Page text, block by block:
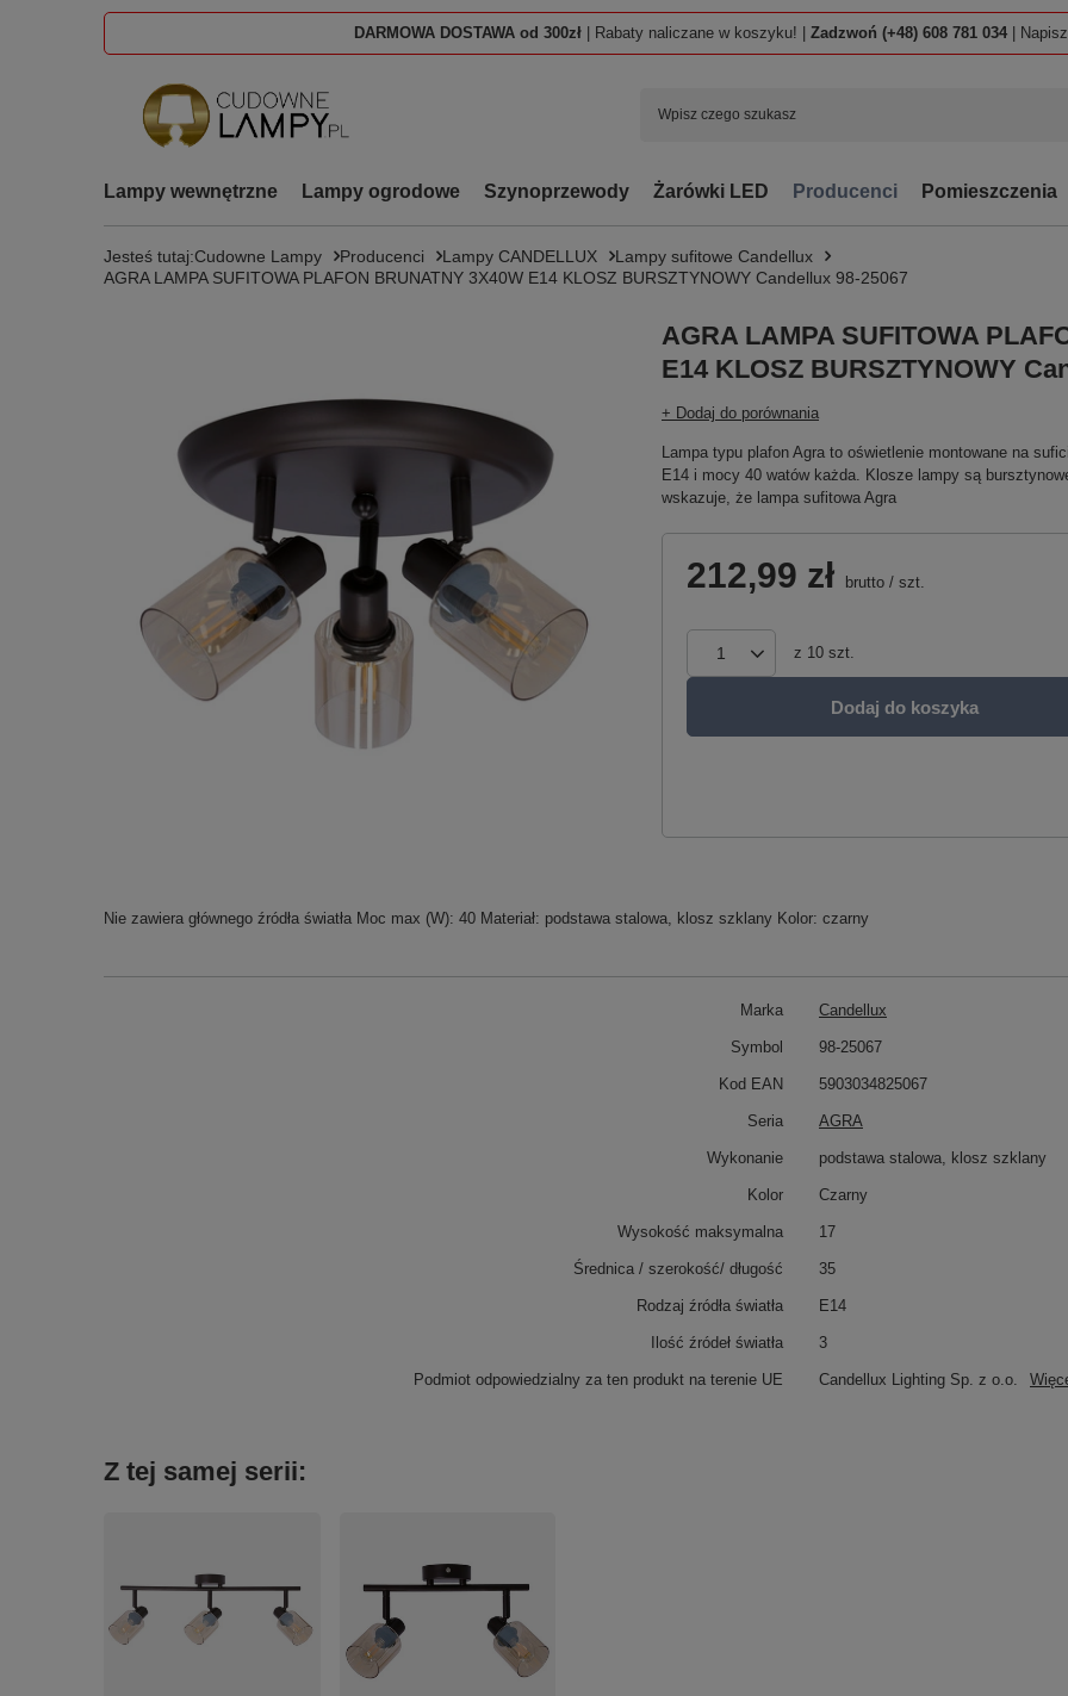
DARMOWA DOSTAWA od 300zł | Rabaty naliczane w koszyku! | Zadzwoń (+48) 608 781 034 |
Lampy wewnętrzne Lampy ogrodowe Szynoprzewody Żarówki LED Producenci Pomieszczenia
Jesteś tutaj:Cudowne Lampy Producenci Lampy CANDELLUX
Lampy sufitowe Candellux
AGRA LAMPA SUFITOWA PLAFON BRUNATNY 3X40W E14 KLOSZ BURSZTYNOWY Candellux 98-25067
AGRA LAMPA SUFITOWA
E14 KLOSZ BURSZTYNOWY
+ Dodaj do porównania
Lampa typu plafon Agra to oświetlenie montowane na
E14 i mocy 40 watów każda. Klosze lampy są
wskazuje, że lampa sufitowa Agra
212,99 zł brutto / szt.
z 10 szt.
Dodaj do koszyka
Nie zawiera głównego źródła światła Moc max (W): 40 Materiał: podstawa stalowa, klosz szklany Kolor: czarny
Marka Candellux
Podmiot odpowiedzialny za ten produkt na terenie UE Candellux Lighting Sp. z o.o.
Symbol 98-25067
Kod EAN 5903034825067
Seria AGRA
Wykonanie podstawa stalowa, klosz szklany
Kolor Czarny
Wysokość maksymalna 17
Średnica / szerokość/ długość 35
Rodzaj źródła światła E14
Ilość źródeł światła 3
Z tej samej serii: